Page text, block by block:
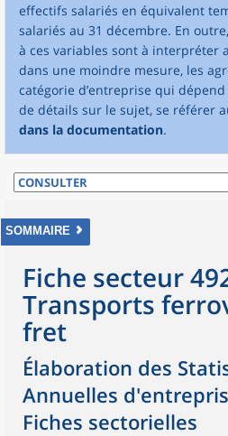
effectifs salariés en équivalent
salariés au 31 décembre. En
à ces variables sont à interpréter
dans une moindre mesure, les
catégorie d’entreprise qui
de détails sur le sujet, se référer
dans la documentation.
SOMMAIRE
Fiche secteur
Transports
fret
Élaboration des
Annuelles
Fiches sectorielles